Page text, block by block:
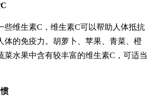
维生素C，维生素C可以帮助人体抵抗
体的免疫力。胡萝卜、苹果、青菜、橙
菜水果中含有较丰富的维生素C，可适当